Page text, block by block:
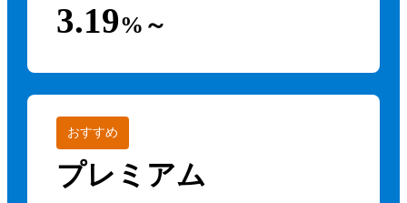
セット商品在庫管理 Byらくらく在庫
EC専門AIアシスタント「ウルミル」
ECレコメンダー＆商品画像deサジェスト
Letters（レターズ）
3.19%～
おすすめ
プレミアム